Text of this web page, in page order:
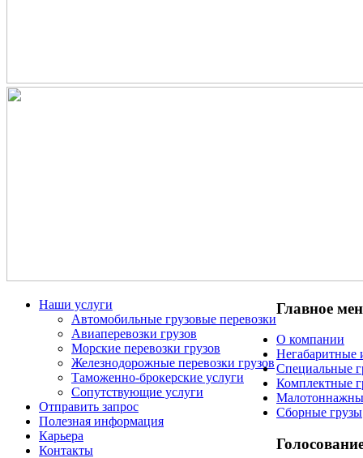
Наши услуги
Автомобильные грузовые перевозки
Авиаперевозки грузов
Морские перевозки грузов
Железнодорожные перевозки грузов
Таможенно-брокерские услуги
Сопутствующие услуги
Отправить запрос
Полезная информация
Карьера
Контакты
Главное
О компании
Негабаритные
Специальные
Комплектные
Сборные грузы